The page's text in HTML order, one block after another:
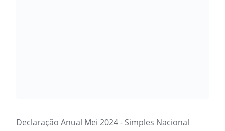
Declaração Anual Mei 2024 - Simples Nacional